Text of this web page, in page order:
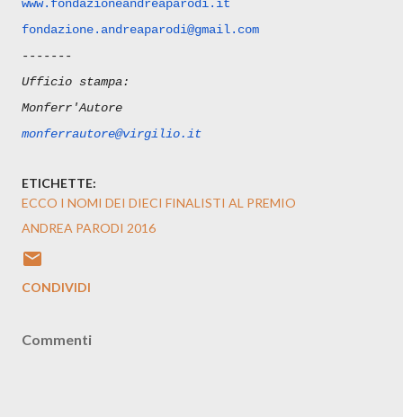
www.fondazioneandreaparodi.it
fondazione.andreaparodi@gmail. com
-------
Ufficio stampa:
Monferr'Autore
monferrautore@virgilio.it
ETICHETTE:
ECCO I NOMI DEI DIECI FINALISTI AL PREMIO
ANDREA PARODI 2016
CONDIVIDI
Commenti